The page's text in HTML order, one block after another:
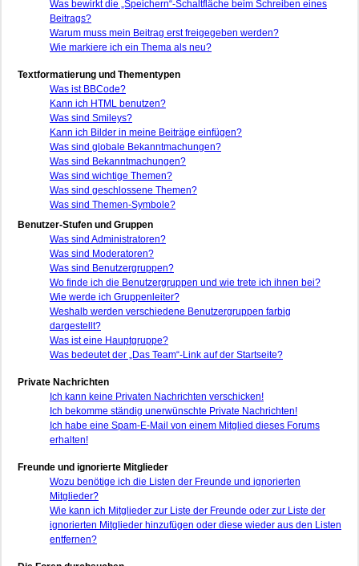
Was bewirkt die „Speichern“-Schaltfläche beim Schreiben eines
Beitrags?
Warum muss mein Beitrag erst freigegeben werden?
Wie markiere ich ein Thema als neu?
Textformatierung und Thementypen
Was ist BBCode?
Kann ich HTML benutzen?
Was sind Smileys?
Kann ich Bilder in meine Beiträge einfügen?
Was sind globale Bekanntmachungen?
Was sind Bekanntmachungen?
Was sind wichtige Themen?
Was sind geschlossene Themen?
Was sind Themen-Symbole?
Benutzer-Stufen und Gruppen
Was sind Administratoren?
Was sind Moderatoren?
Was sind Benutzergruppen?
Wo finde ich die Benutzergruppen und wie trete ich ihnen bei?
Wie werde ich Gruppenleiter?
Weshalb werden verschiedene Benutzergruppen farbig
dargestellt?
Was ist eine Hauptgruppe?
Was bedeutet der „Das Team“-Link auf der Startseite?
Private Nachrichten
Ich kann keine Privaten Nachrichten verschicken!
Ich bekomme ständig unerwünschte Private Nachrichten!
Ich habe eine Spam-E-Mail von einem Mitglied dieses Forums
erhalten!
Freunde und ignorierte Mitglieder
Wozu benötige ich die Listen der Freunde und ignorierten
Mitglieder?
Wie kann ich Mitglieder zur Liste der Freunde oder zur Liste der
ignorierten Mitglieder hinzufügen oder diese wieder aus den Listen
entfernen?